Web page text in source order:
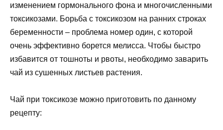
изменением гормонального фона и многочисленными
токсикозами. Борьба с токсикозом на ранних строках
беременности – проблема номер один, с которой
очень эффективно борется мелисса. Чтобы быстро
избавится от тошноты и рвоты, необходимо заварить
чай из сушенных листьев растения.
Чай при токсикозе можно приготовить по данному
рецепту: